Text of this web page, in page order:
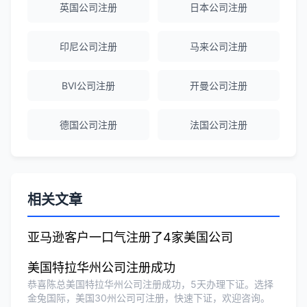
越南公司注册全程指导，文件准备非常专
泰国公司注册和银行开户服务高效，推
刘总
泰国BOI申请+建厂规划一站式服务，完
Olivia Wang ★★★★★
香港公司注册和审计服务专业高效，非常
英国公司注册 日本公司注册
印尼公司注册 马来公司注册
BVI公司注册 开曼公司注册
德国公司注册 法国公司注册
相关文章
亚马逊客户一口气注册了4家美国公司
美国特拉华州公司注册成功
恭喜陈总美国特拉华州公司注册成功，5天办理下证。选择
金兔国际，美国30州公司可注册，快速下证，欢迎咨询。